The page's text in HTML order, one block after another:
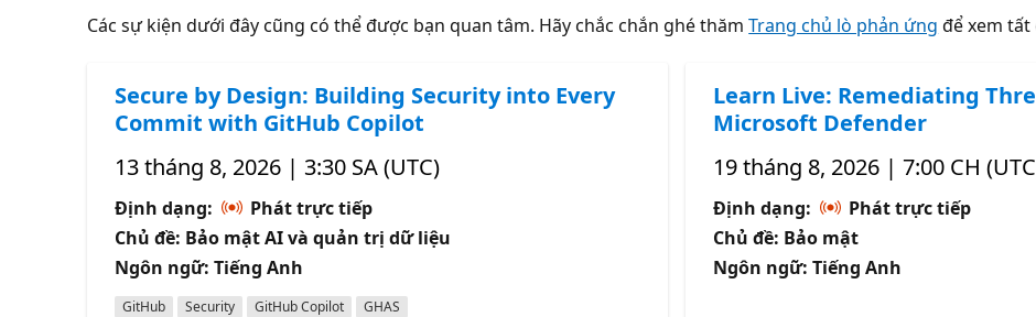
Các sự kiện dưới đây cũng có thể được bạn quan tâm. Hãy chắc chắn ghé thămTrang chủ lò phản ứng để xem tất
Secure by Design: Building Security into Every
Commit with GitHub Copilot
13 tháng 8, 2026 | 3:30 SA (UTC)
Định dạng:
Phát trực tiếp
Chủ đề: Bảo mật AI và quản trị dữ liệu
Ngôn ngữ: Tiếng Anh
GitHub Security GitHub Copilot GHAS
Learn Live: Remediating
Microsoft Defender
19 tháng 8, 2026 | 7:00 CH
Định dạng:
Phát trực tiếp
Chủ đề: Bảo mật
Ngôn ngữ: Tiếng Anh